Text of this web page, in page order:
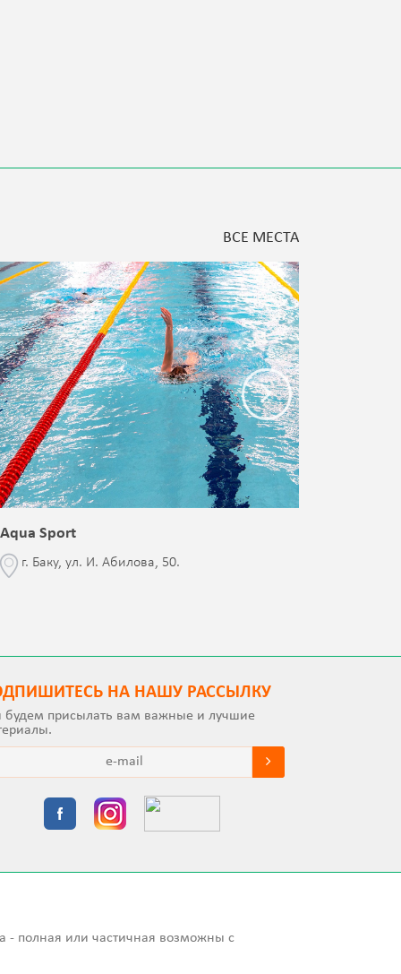
ВСЕ МЕСТА
Aqua Sport
г. Баку, ул. И. Абилова, 50.
НА НАШУ РАССЫЛКУ
присылать вам важные и лучшие
- полная или частичная возможны с